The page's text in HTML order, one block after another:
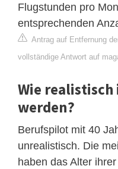
Flugstunden pro
entsprechenden
Antrag auf Entfernung
vollständige Antwort auf
Wie realistisch
werden?
Berufspilot mit 40
unrealistisch. Die
haben das Alter